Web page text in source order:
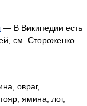
— В Википедии есть
см. Стороженко.
овраг,
ямина, лог,